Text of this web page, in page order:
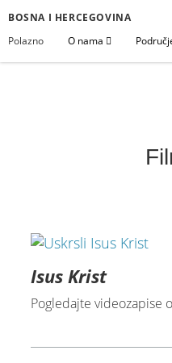
BOSNA I HERCEGOVINA
Polazno
O nama
Isus Krist
Pogledajte videozapise